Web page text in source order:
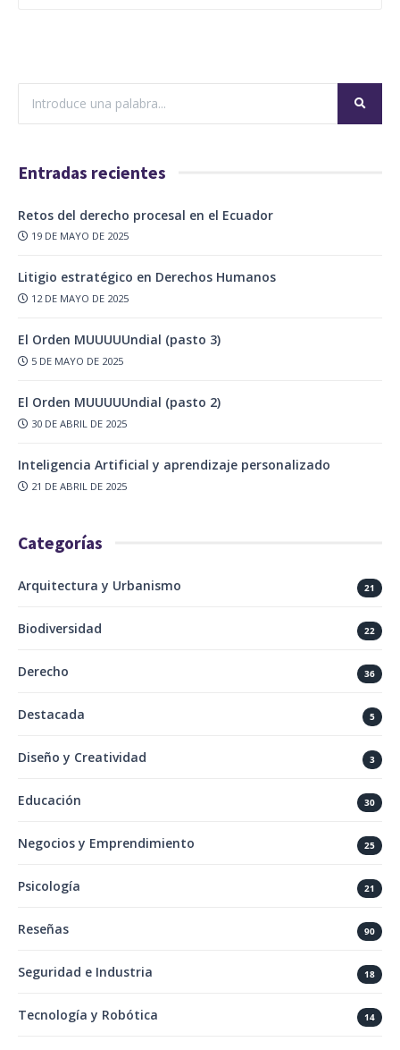
Entradas recientes
Retos del derecho procesal en el Ecuador
19 DE MAYO DE 2025
Litigio estratégico en Derechos Humanos
12 DE MAYO DE 2025
El Orden MUUUUUndial (pasto 3)
5 DE MAYO DE 2025
El Orden MUUUUUndial (pasto 2)
30 DE ABRIL DE 2025
Inteligencia Artificial y aprendizaje personalizado
21 DE ABRIL DE 2025
Categorías
Arquitectura y Urbanismo 21
Biodiversidad 22
Derecho 36
Destacada 5
Diseño y Creatividad 3
Educación 30
Negocios y Emprendimiento 25
Psicología 21
Reseñas 90
Seguridad e Industria 18
Tecnología y Robótica 14